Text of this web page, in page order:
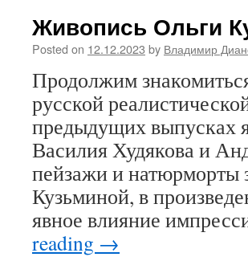
Живопись Ольги
Posted on 12.12.2023 by Владимир
Продолжим
русской
предыдущих выпусках
Василия Худякова и
пейзажи и натюрморты
Кузьминой, в
явное влияние
reading →